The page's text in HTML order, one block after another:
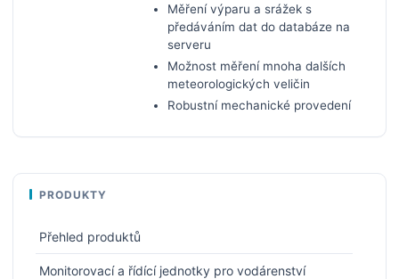
Měření výparu a srážek s
předáváním dat do databáze na
serveru
Možnost měření mnoha dalších
meteorologických veličin
Robustní mechanické provedení
PRODUKTY
Přehled produktů
Monitorovací a řídící jednotky pro vodárenství